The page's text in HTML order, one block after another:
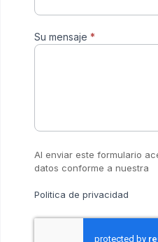
Su mensaje *
Al enviar este formulario
datos conforme a nuestra
Politica de privacidad